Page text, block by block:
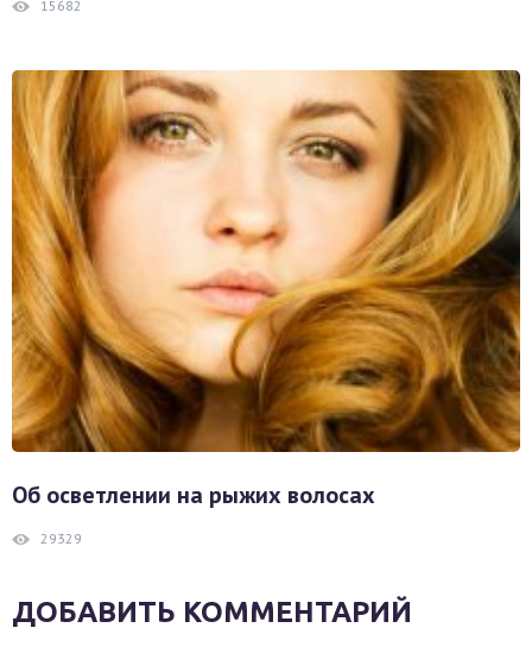
15682
Об осветлении на рыжих волосах
29329
ДОБАВИТЬ КОММЕНТАРИЙ